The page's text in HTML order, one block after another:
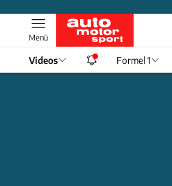
Menü
Videos Formel 1